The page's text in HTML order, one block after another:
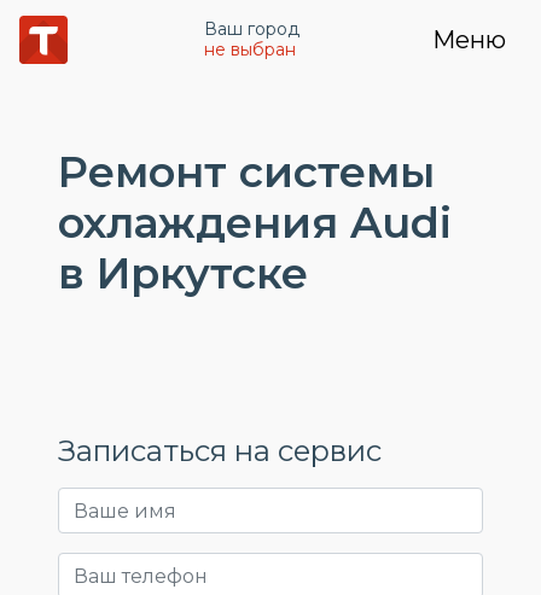
Ваш город
не выбран
Меню
Ремонт системы
охлаждения Audi
в Иркутске
Записаться на сервис